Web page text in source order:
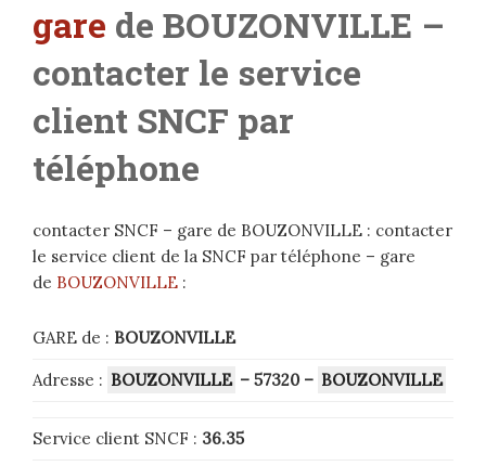
gare de BOUZONVILLE –
contacter le service
client SNCF par
téléphone
contacter SNCF – gare de BOUZONVILLE : contacter
le service client de la SNCF par téléphone – gare
de BOUZONVILLE :
GARE de : BOUZONVILLE
Adresse : BOUZONVILLE – 57320 – BOUZONVILLE
Service client SNCF : 36.35